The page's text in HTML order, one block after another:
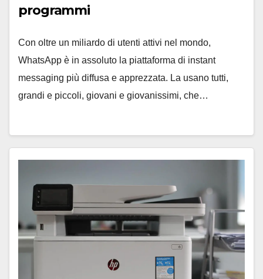
programmi
Con oltre un miliardo di utenti attivi nel mondo,
WhatsApp è in assoluto la piattaforma di instant
messaging più diffusa e apprezzata. La usano tutti,
grandi e piccoli, giovani e giovanissimi, che…